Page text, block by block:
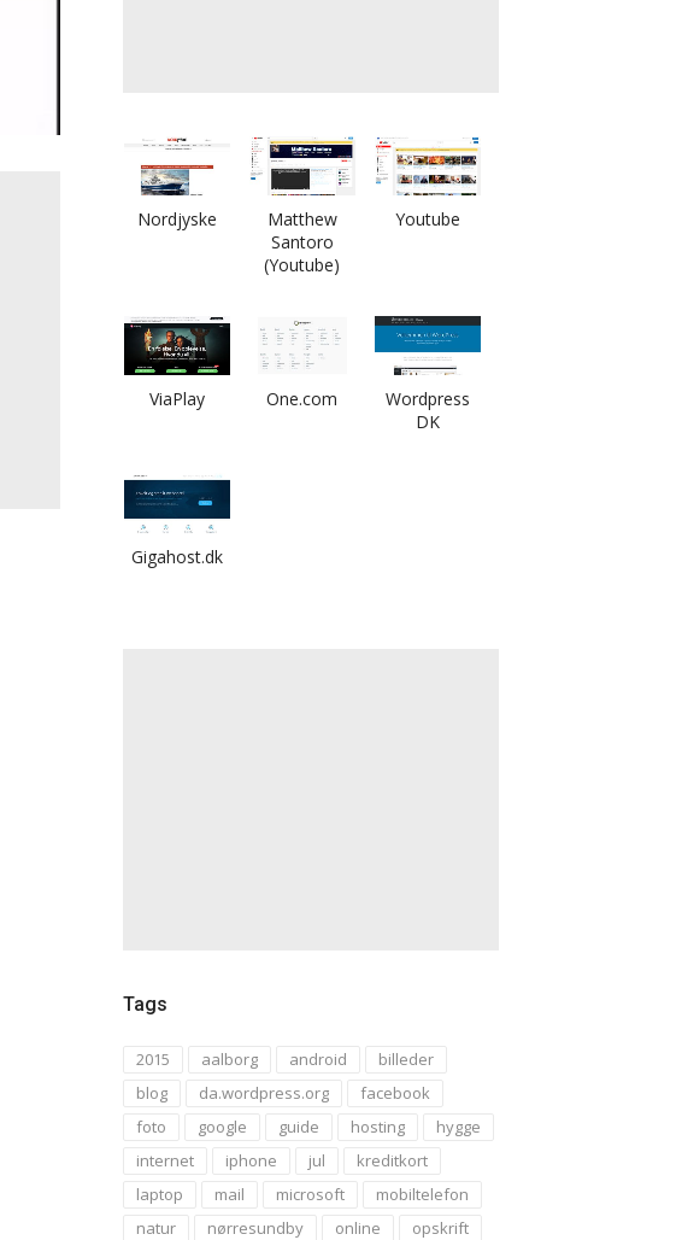
Nordjyske
Matthew
Santoro
(Youtube)
Youtube
ViaPlay One.com
Wordpress
DK
Gigahost.dk
Tags
2015 aalborg android
billeder
blog
da.wordpress.org
facebook
foto
google guide hosting
hygge
internet
iphone jul
kreditkort
laptop
mail microsoft
mobiltelefon
natur
nørresundby online
opskrift